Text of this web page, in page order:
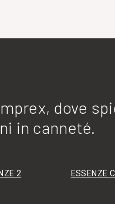
dove
in canneté.
2 ESSENZE